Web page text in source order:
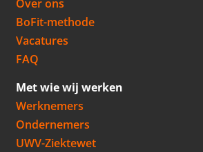
Over ons
BoFit-methode
Vacatures
FAQ
Met wie wij werken
Werknemers
Ondernemers
UWV-Ziektewet